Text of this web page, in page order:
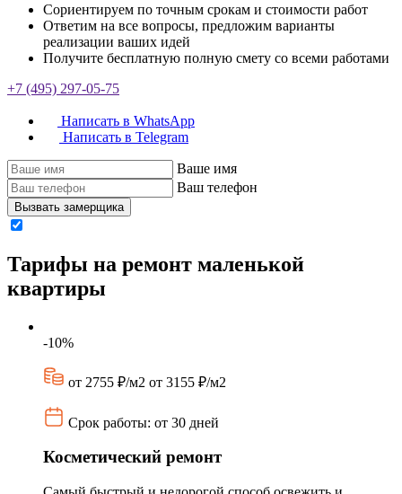
Сориентируем по точным срокам и стоимости работ
Ответим на все вопросы, предложим варианты
реализации ваших идей
Получите бесплатную полную смету со всеми работами
+7 (495) 297-05-75
Написать в WhatsApp
Написать в Telegram
Ваше имя
Ваш телефон
Вызвать замерщика
Тарифы на ремонт маленькой
квартиры
-10%
от 2755 ₽/м2 от 3155 ₽/м2
Срок работы: от 30 дней
Косметический ремонт